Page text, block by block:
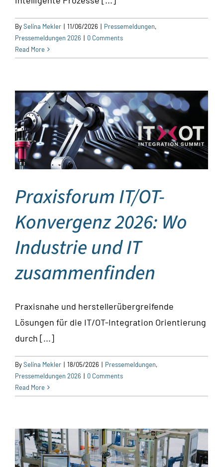
BySelina Mekler | 11/06/2026 | Pressemeldungen,
Pressemeldungen 2026 | 0 Comments
Read More
Praxisforum IT/OT-
Konvergenz 2026: Wo
Industrie und IT
zusammenfinden
Praxisnahe und herstellerübergreifende
Lösungen für die IT/OT-Integration Orientierung
durch [...]
BySelina Mekler | 18/05/2026 | Pressemeldungen,
Pressemeldungen 2026 | 0 Comments
Read More